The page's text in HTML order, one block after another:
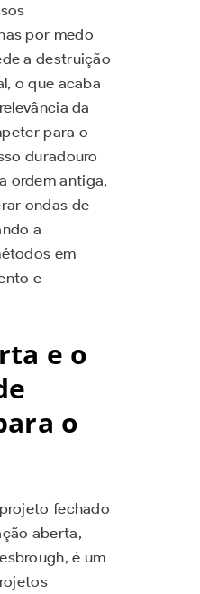
por medo
a destruição
o que acaba
da
para o
duradouro
ordem antiga,
ondas de
a
em
e
e o
o
fechado
aberta,
é um